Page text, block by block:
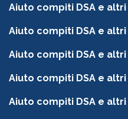
Aiuto compiti DSA e altri
Aiuto compiti DSA e altri
Aiuto compiti DSA e altri
Aiuto compiti DSA e altri
Aiuto compiti DSA e altri